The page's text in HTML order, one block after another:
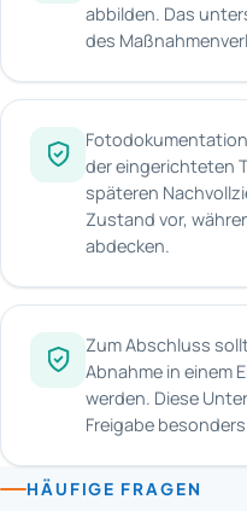
abbilden. Das
des
der eingerichteten
späteren
Zustand vor,
abdecken.
Zum Abschluss
Abnahme in einem
werden. Diese
Freigabe
HÄUFIGE FRAGEN